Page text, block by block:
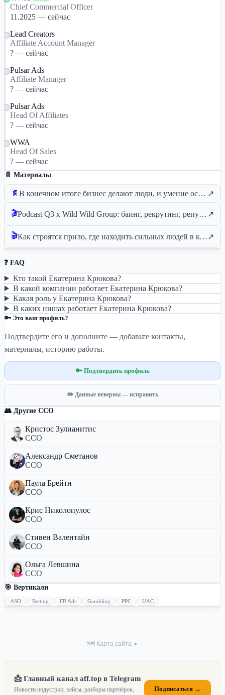
Chief Commercial Officer
11.2025 — сейчас
Lead Creators
Affiliate Account Manager
? — сейчас
Pulsar Ads
Affiliate Manager
? — сейчас
Pulsar Ads
Head Of Affiliates
? — сейчас
WWA
Head Of Sales
? — сейчас
📄 Материалы
📄 В конечном итоге бизнес делают люди, и умение оставаться человеком — конкурентное преимущество, которое сложно скопировать ↗
🎬 Podcast Q3 x Wild Wild Group: баинг, рекрутинг, репутация, процессы ↗
🎬 Как строятся прило, где находить сильных людей в команду, первые конференции WWG | Wild Podcast №1↗
❓ FAQ
Кто такой Екатерина Крюкова?
В какой компании работает Екатерина Крюкова?
Какая роль у Екатерина Крюкова?
В каких нишах работает Екатерина Крюкова?
🔑 Это ваш профиль?
Подтвердите его и дополните — добавьте контакты,
материалы, историю работы.
🔑 Подтвердить профиль
✏️ Данные неверны — исправить
👥 Другие CCO
Кристос Зулианитис
CCO
Александр Сметанов
CCO
Паула Брейтн
CCO
Крис Николопулос
CCO
Стивен Валентайн
CCO
Ольга Левшина
CCO
🎯 Вертикали
ASO Betting FB Ads Gambling PPC UAC
🗺 Карта сайта ▼
📩 Главный канал aff.top в Telegram
Новости индустрии, кейсы, разборы партнёрок, Подписаться →